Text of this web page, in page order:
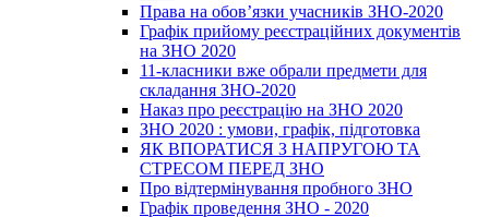
Права на обов’язки учасників ЗНО-2020
Графік прийому реєстраційних документів
на ЗНО 2020
11-класники вже обрали предмети для
складання ЗНО-2020
Наказ про реєстрацію на ЗНО 2020
ЗНО 2020 : умови, графік, підготовка
ЯК ВПОРАТИСЯ З НАПРУГОЮ ТА
СТРЕСОМ ПЕРЕД ЗНО
Про відтермінування пробного ЗНО
Графік проведення ЗНО - 2020